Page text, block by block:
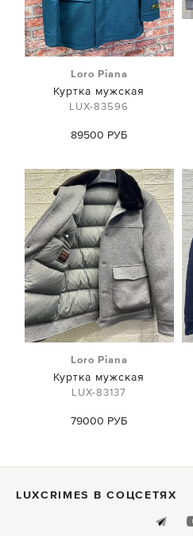
Loro Piana
Куртка мужская
LUX-83596
89500 РУБ
Loro Piana
Куртка мужская
LUX-83137
79000 РУБ
LUXСRIMES В СОЦСЕТЯХ